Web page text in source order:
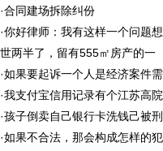
·合同建场拆除纠份
·你好律师：我有这样一个问题
世两半了，留有555㎡房产的一
·如果要起诉一个人是经济案件
·我支付宝信用记录有个江苏高
·孩子倒卖自己银行卡洗钱己被
·如果不合法，那会构成怎样的